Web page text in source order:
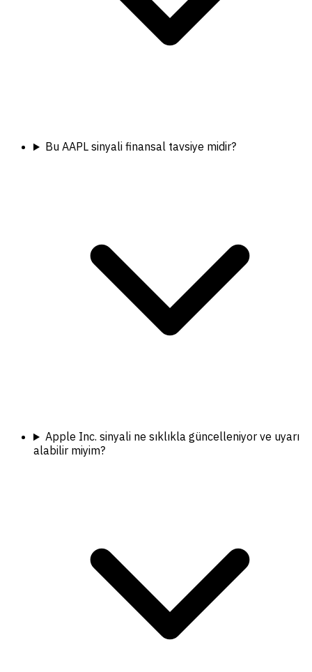
Bu AAPL sinyali finansal tavsiye midir?
Apple Inc. sinyali ne sıklıkla güncelleniyor ve uyarı
alabilir miyim?